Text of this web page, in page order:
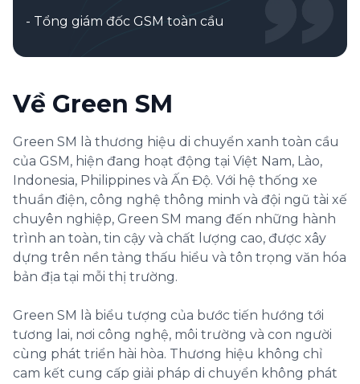
- Tổng giám đốc GSM toàn cầu
Về Green SM
Green SM là thương hiệu di chuyển xanh toàn cầu
của GSM, hiện đang hoạt động tại Việt Nam, Lào,
Indonesia, Philippines và Ấn Độ. Với hệ thống xe
thuần điện, công nghệ thông minh và đội ngũ tài xế
chuyên nghiệp, Green SM mang đến những hành
trình an toàn, tin cậy và chất lượng cao, được xây
dựng trên nền tảng thấu hiểu và tôn trọng văn hóa
bản địa tại mỗi thị trường.
Green SM là biểu tượng của bước tiến hướng tới
tương lai, nơi công nghệ, môi trường và con người
cùng phát triển hài hòa. Thương hiệu không chỉ
cam kết cung cấp giải pháp di chuyển không phát